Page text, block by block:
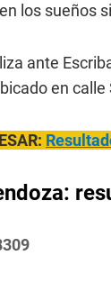
los sueños
ante
en calle